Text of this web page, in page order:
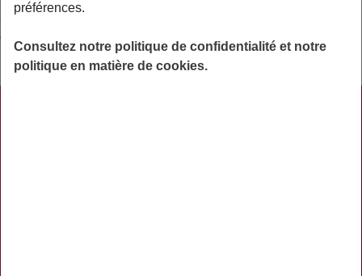
Synonyme : Réseau de professionnels ou
d’établissements, accord passé avec les professionnels ou
préférences.
Consultez notre politique de confidentialité et notre
politique en matière de cookies.